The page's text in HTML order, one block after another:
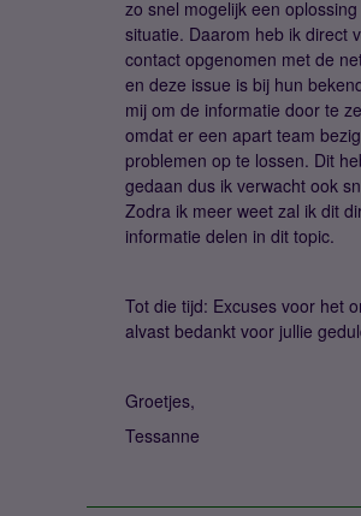
zo snel mogelijk een
situatie. Daarom heb ik direct
contact opgenomen met de
en deze issue is bij hun
mij om de informatie door te
omdat er een apart team
problemen op te lossen. Dit
gedaan dus ik verwacht ook
Zodra ik meer weet zal ik dit
informatie delen in dit topic.
Tot die tijd: Excuses voor het
alvast bedankt voor jullie
Groetjes,
Tessanne